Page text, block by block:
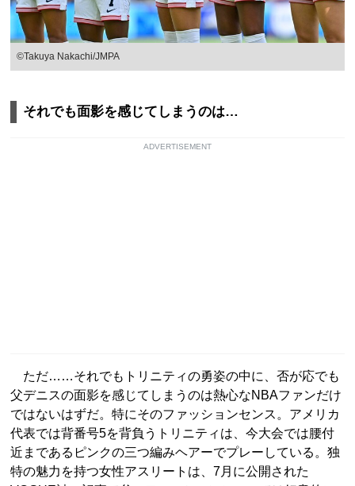
©︎Takuya Nakachi/JMPA
それでも面影を感じてしまうのは…
ADVERTISEMENT
ただ……それでもトリニティの勇姿の中に、否が応でも
父デニスの面影を感じてしまうのは熱心なNBAファンだけ
ではないはずだ。特にそのファッションセンス。アメリカ
代表では背番号5を背負うトリニティは、今大会では腰付
近まであるピンクの三つ編みヘアーでプレーしている。独
特の魅力を持つ女性アスリートは、7月に公開された